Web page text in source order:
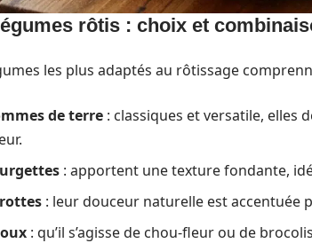
rôtis : choix et
les plus adaptés au rôtissage
de terre : classiques et versatile, elles
: apportent une texture fondante,
: leur douceur naturelle est accentuée
: qu’il s’agisse de chou-fleur ou de